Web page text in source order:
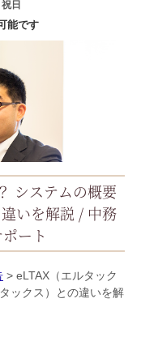
日
能です
システムの概要
いを解説 / 中務
ート
> eLTAX（エルタック
ックス）との違いを解